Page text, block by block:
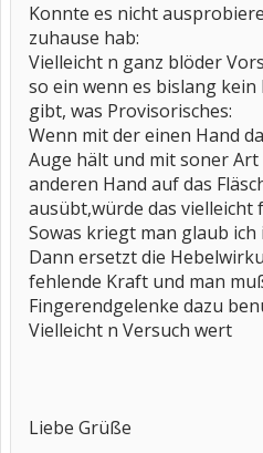
Konnte es nicht
zuhause hab:
Vielleicht n ganz blöder
so ein wenn es bislang
gibt, was Provisorisches:
Wenn mit der einen Hand
Auge hält und mit soner
anderen Hand auf das
ausübt,würde das
Sowas kriegt man glaub ich
Dann ersetzt die
fehlende Kraft und man
Fingerendgelenke dazu
Vielleicht n Versuch wert
Liebe Grüße